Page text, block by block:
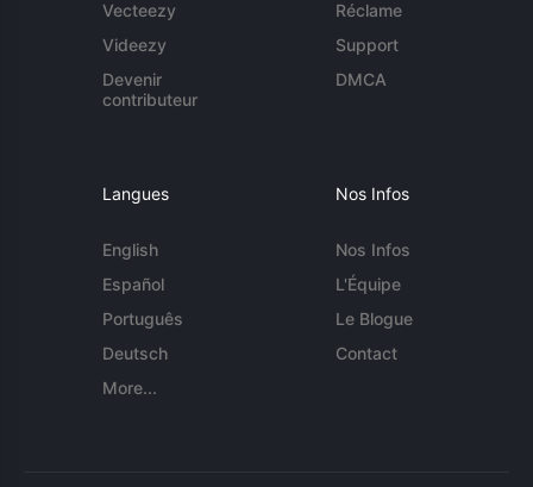
Vecteezy
Videezy
Devenir
contributeur
Réclame
Support
DMCA
Langues
English
Español
Português
Deutsch
More...
Nos Infos
Nos Infos
L'Équipe
Le Blogue
Contact